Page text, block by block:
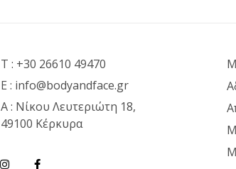
T : +30 26610 49470
E : info@bodyandface.gr
Α : Νίκου Λευτεριώτη 18,
49100 Κέρκυρα